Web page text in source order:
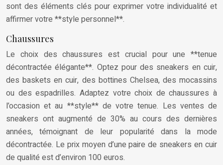
sont des éléments clés pour exprimer votre individualité et
affirmer votre **style personnel**.
Chaussures
Le choix des chaussures est crucial pour une **tenue
décontractée élégante**. Optez pour des sneakers en cuir,
des baskets en cuir, des bottines Chelsea, des mocassins
ou des espadrilles. Adaptez votre choix de chaussures à
l’occasion et au **style** de votre tenue. Les ventes de
sneakers ont augmenté de 30% au cours des dernières
années, témoignant de leur popularité dans la mode
décontractée. Le prix moyen d’une paire de sneakers en cuir
de qualité est d’environ 100 euros.